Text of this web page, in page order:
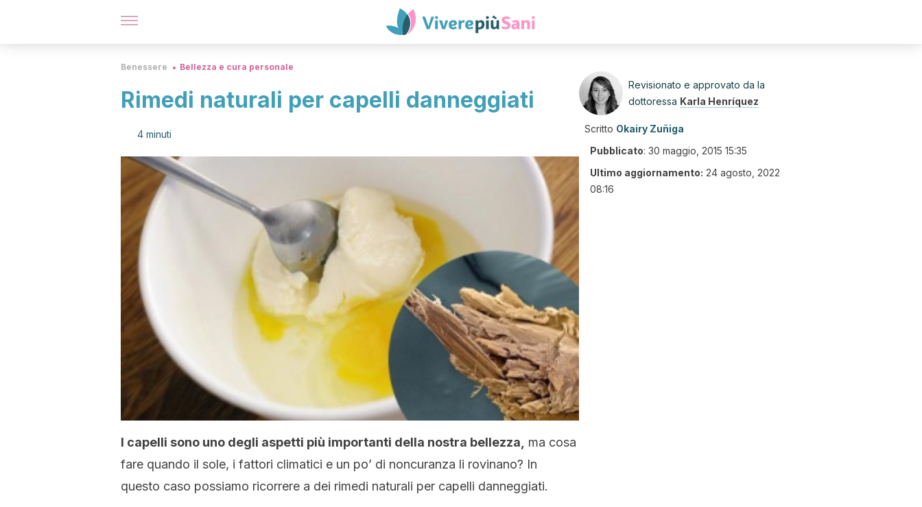
Benessere Bellezza e cura personale
Rimedi naturali per capelli danneggiati
4 minuti
I capelli sono uno degli aspetti più importanti della nostra bellezza,
ma cosa
fare quando il sole, i fattori climatici e un po’ di noncuranza li rovinano? In
questo caso possiamo ricorrere a dei rimedi naturali per capelli danneggiati.
Revisionato e approvato da la
dottoressa Karla Henríquez
Scritto Okairy Zuñiga
Pubblicato: 30 maggio, 2015 15:35
Ultimo aggiornamento: 24 agosto, 2022
08:16